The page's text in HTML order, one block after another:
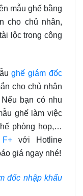
mẫu ghế bằng
cho chủ nhân,
lộc trong công
ghế giám đốc
cho chủ nhân
bạn có nhu
ghế làm việc
phòng họp,…
với Hotline
giá ngay nhé!
đốc nhập khẩu